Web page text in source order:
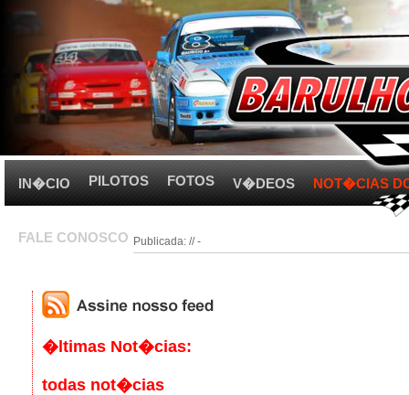
IN�CIO PILOTOS FOTOS V�DEOS NOT�CIAS
FALE CONOSCO Publicada: // -
�ltimas Not�cias:
todas not�cias